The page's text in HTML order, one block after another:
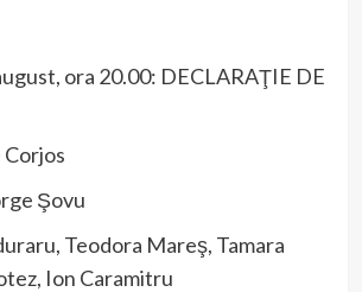
ora 20.00: DECLARAŢIE DE
Corjos
Şovu
Teodora Mareş, Tamara
Ion Caramitru